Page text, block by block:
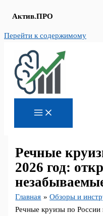
Актив.ПРО
Перейти к содержимому
Речные
2026 год:
Главная
Обзоры и
Речные круизы по России